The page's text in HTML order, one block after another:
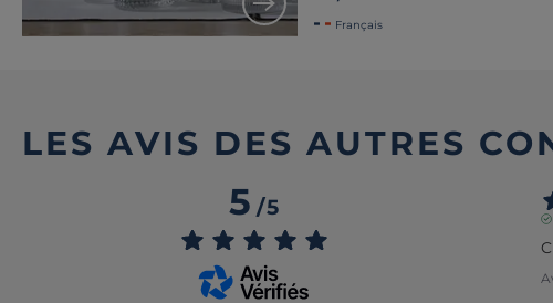
Français
LES AVIS DES AUTRES
5/5